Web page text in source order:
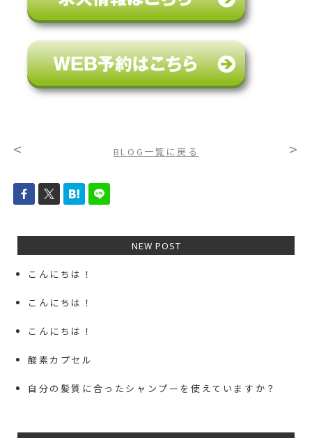
< BLOG一覧に戻る >
NEW POST
こんにちは！
こんにちは！
こんにちは！
酸素カプセル
自分の髪質に合ったシャンプーを使えていますか？